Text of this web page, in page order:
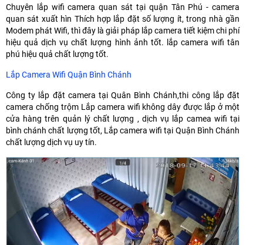
Chuyên lắp wifi camera quan sát tại quận Tân Phú - camera
quan sát xuất hìn Thích hợp lắp đặt số lượng ít, trong nhà gần
Modem phát Wifi, thì đây là giải pháp lắp camera tiết kiệm chi phí
hiệu quả dịch vụ chất lượng hình ảnh tốt. lắp camera wifi tân
phú hiệu quả chất lượng tốt.
Lắp Camera Wifi Quận Bình Chánh
Công ty lắp đặt camera tại Quân Bình Chánh,thi công lắp đặt
camera chống trộm Lắp camera wifi không dây được lắp ở một
cửa hàng trên quản lý chất lượng , dịch vụ lắp camea wifi tại
bình chánh chất lượng tốt, Lắp camera wifi tại Quận Bình Chánh
chất lượng dịch vụ uy tín.